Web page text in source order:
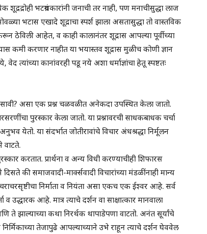
भटग्रंथकारांनी जनाची तर नाही, पण मनाचीसुद्धा लाज
भटास एखादे शूद्राचा स्पर्श झाला असतासुद्धा तो वास्तविक
करून ठेविली आहेत, व काही कालानंतर शूद्रास आपल्या पूर्वीच्या
कमी करणार नाहीत या भयास्तव शूद्रास मुळीच कोणी ज्ञान
त्यांच्या कानांवरही पडू नये अशा धर्माज्ञांचा हेतू स्पष्टतः
असा एक प्रश्न चळवळीत अनेकदा उपस्थित केला जातो.
पुरस्कार केला जातो. या प्रश्नावरची साधकबाधक चर्चा
येतो. या संदर्भात जोतीरावांचे विचार अंधश्रद्धा निर्मूलन
करतात. प्रार्थना व अन्य विधी करण्याचीही शिफारस
की समाजवादी-मार्क्सवादी विचारांच्या मंडळींनाही मान्य
निर्माता व नियंता असा एकच एक ईश्वर आहे. सर्व
व उद्धारक आहे. मात्र त्याचे दर्शन वा साक्षात्कार मानवाला
ते झाल्याच्या कथा निरर्थक थापाडेपणा वाटतो. अनंत सूर्यांचे
तेजापुढे आपल्याच्याने उभे राहून त्याचे दर्शन घेववेल